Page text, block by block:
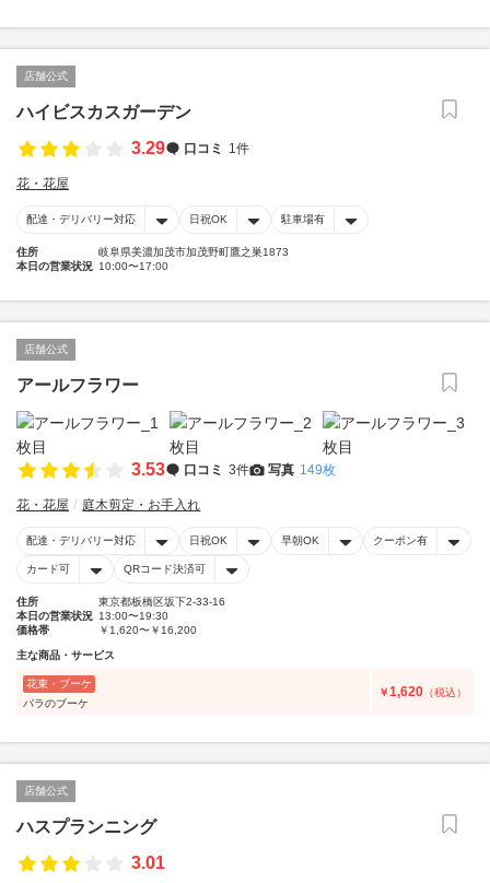
店舗公式
ハイビスカスガーデン
3.29
口コミ 1件
花・花屋
配達・デリバリー対応 日祝OK 駐車場有
住所
岐阜県美濃加茂市加茂野町鷹之巣1873
本日の営業状況 10:00〜17:00
店舗公式
アールフラワー
3.53 口コミ 3件 写真 149枚
花・花屋 庭木剪定・お手入れ
配達・デリバリー対応 日祝OK 早朝OK クーポン有
カード可 QRコード決済可
住所
東京都板橋区坂下2-33-16
本日の営業状況 13:00〜19:30
価格帯
￥1,620〜￥16,200
主な商品・サービス
花束・ブーケ
バラのブーケ
￥1,620 （税込）
店舗公式
ハスプランニング
3.01